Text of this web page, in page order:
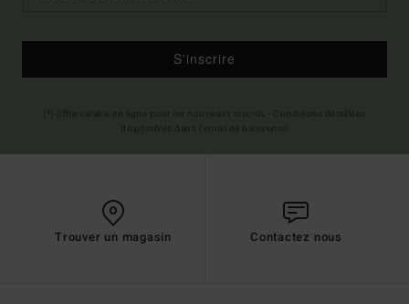
S'inscrire
Trouver un magasin Contactez nous